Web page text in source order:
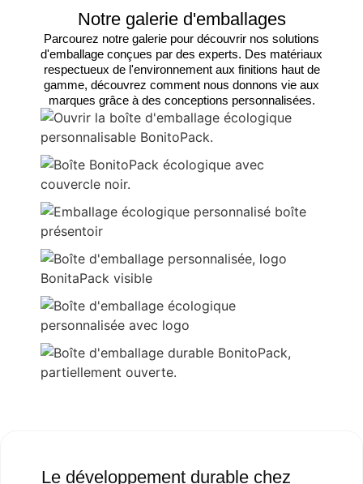
Notre galerie d'emballages
Parcourez notre galerie pour découvrir nos solutions
d'emballage conçues par des experts. Des matériaux
respectueux de l'environnement aux finitions haut de
gamme, découvrez comment nous donnons vie aux
marques grâce à des conceptions personnalisées.
Le développement durable chez